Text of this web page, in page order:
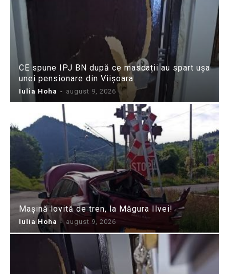
CE spune IPJ BN după ce mascații au spart ușa
unei pensionare din Viișoara
Iulia Hoha - august 9, 2026
Mașină lovită de tren, la Măgura Ilvei!
Iulia Hoha - august 9, 2026